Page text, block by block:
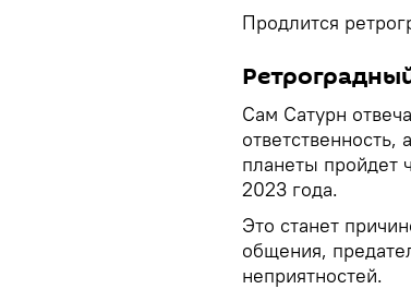
Продлится
Сам Сатурн
ответственность,
планеты пройдет
2023 года.
Это станет
общения,
неприятностей.